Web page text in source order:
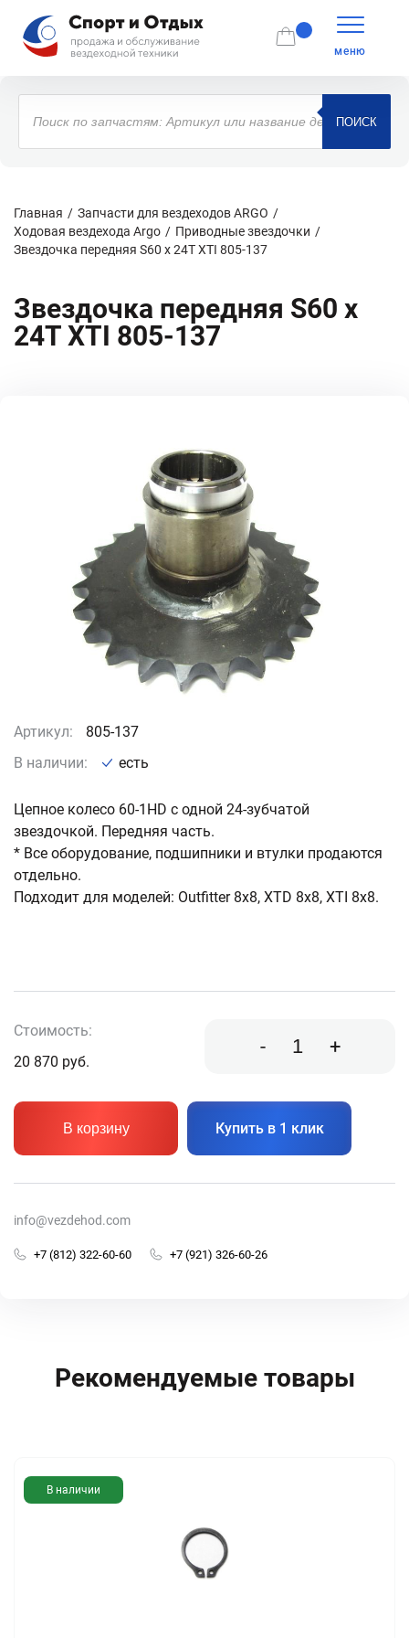
меню
Поиск
товаров
ПОИСК
Главная
Запчасти для вездеходов ARGO
Ходовая вездехода Argo
Приводные звездочки
Звездочка передняя S60 х 24T XTI 805-137
Звездочка передняя S60 х
24T XTI 805-137
Артикул:
805-137
В наличии:
есть
Цепное колесо 60-1HD с одной 24-зубчатой
звездочкой. Передняя часть.
* Все оборудование, подшипники и втулки продаются
отдельно.
Подходит для моделей: Outfitter 8x8, XTD 8x8, XTI 8x8.
Стоимость:
20 870 руб.
- +
В корзину Купить в 1 клик
info@vezdehod.com
+7 (812) 322-60-60 +7 (921) 326-60-26
Рекомендуемые товары
В наличии